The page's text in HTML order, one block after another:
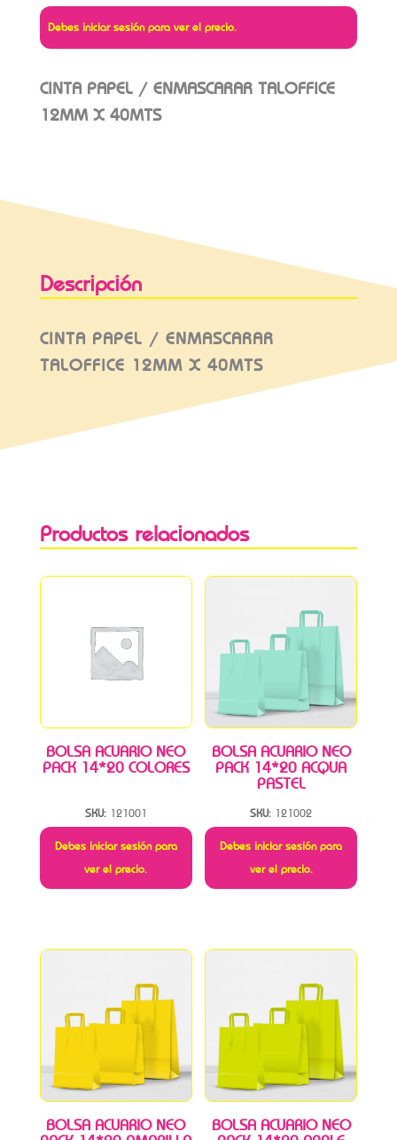
Debes iniciar sesión para ver el precio.
CINTA PAPEL / ENMASCARAR TALOFFICE
12MM X 40MTS
Descripción
CINTA PAPEL / ENMASCARAR
TALOFFICE 12MM X 40MTS
Productos relacionados
BOLSA ACUARIO NEO
PACK 14*20 COLORES
SKU: 121001
Debes iniciar sesión para
ver el precio.
BOLSA ACUARIO NEO
PACK 14*20 ACQUA
PASTEL
SKU: 121002
Debes iniciar sesión para
ver el precio.
BOLSA ACUARIO NEO
BOLSA ACUARIO NEO